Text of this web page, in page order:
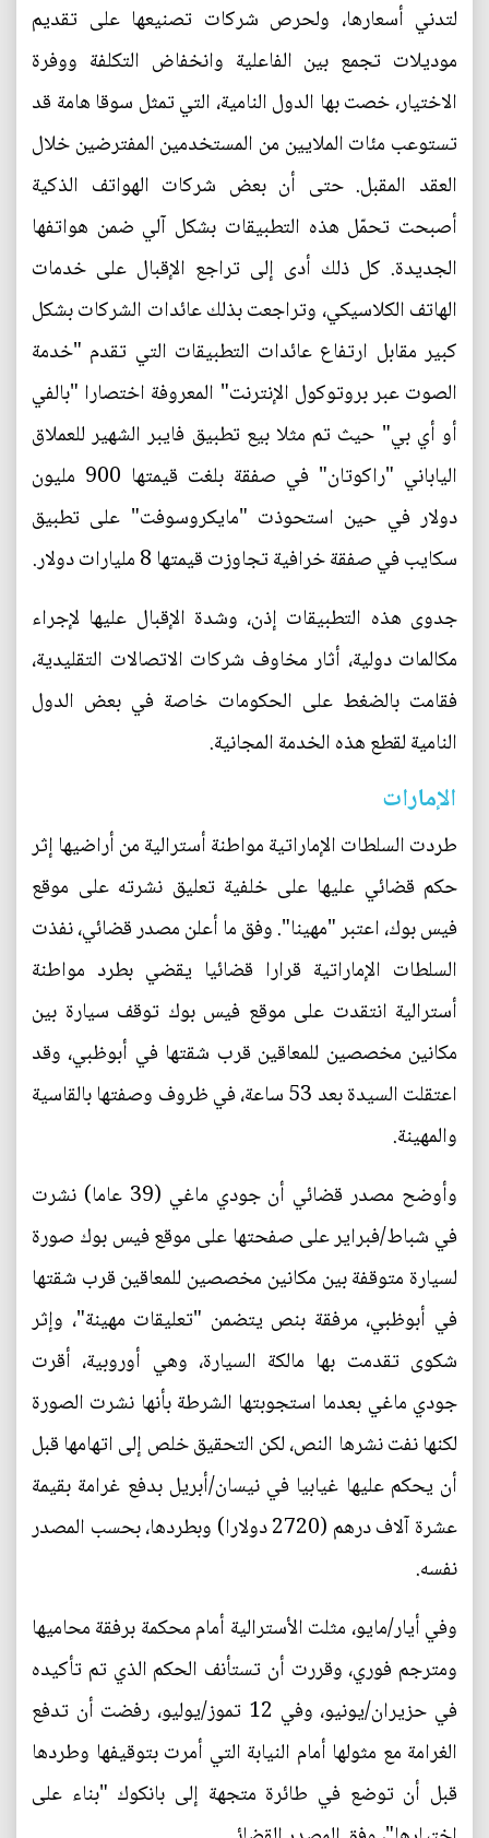
لتدني أسعارها، ولحرص شركات تصنيعها على تقديم
موديلات تجمع بين الفاعلية وانخفاض التكلفة ووفرة
الاختيار، خصت بها الدول النامية، التي تمثل سوقا هامة قد
تستوعب مئات الملايين من المستخدمين المفترضين خلال
العقد المقبل. حتى أن بعض شركات الهواتف الذكية
أصبحت تحمّل هذه التطبيقات بشكل آلي ضمن هواتفها
الجديدة. كل ذلك أدى إلى تراجع الإقبال على خدمات
الهاتف الكلاسيكي، وتراجعت بذلك عائدات الشركات بشكل
كبير مقابل ارتفاع عائدات التطبيقات التي تقدم "خدمة
الصوت عبر بروتوكول الإنترنت" المعروفة اختصارا "بالفي
أو أي بي" حيث تم مثلا بيع تطبيق فايبر الشهير للعملاق
الياباني "راكوتان" في صفقة بلغت قيمتها 900 مليون
دولار في حين استحوذت "مايكروسوفت" على تطبيق
سكايب في صفقة خرافية تجاوزت قيمتها 8 مليارات دولار.
جدوى هذه التطبيقات إذن، وشدة الإقبال عليها لإجراء
مكالمات دولية، أثار مخاوف شركات الاتصالات التقليدية،
فقامت بالضغط على الحكومات خاصة في بعض الدول
النامية لقطع هذه الخدمة المجانية.
الإمارات
طردت السلطات الإماراتية مواطنة أسترالية من أراضيها إثر
حكم قضائي عليها على خلفية تعليق نشرته على موقع
فيس بوك، اعتبر "مهينا". وفق ما أعلن مصدر قضائي، نفذت
السلطات الإماراتية قرارا قضائيا يقضي بطرد مواطنة
أسترالية انتقدت على موقع فيس بوك توقف سيارة بين
مكانين مخصصين للمعاقين قرب شقتها في أبوظبي، وقد
اعتقلت السيدة بعد 53 ساعة، في ظروف وصفتها بالقاسية
والمهينة.
وأوضح مصدر قضائي أن جودي ماغي (39 عاما) نشرت
في شباط/فبراير على صفحتها على موقع فيس بوك صورة
لسيارة متوقفة بين مكانين مخصصين للمعاقين قرب شقتها
في أبوظبي، مرفقة بنص يتضمن "تعليقات مهينة"، وإثر
شكوى تقدمت بها مالكة السيارة، وهي أوروبية، أقرت
جودي ماغي بعدما استجوبتها الشرطة بأنها نشرت الصورة
لكنها نفت نشرها النص، لكن التحقيق خلص إلى اتهامها قبل
أن يحكم عليها غيابيا في نيسان/أبريل بدفع غرامة بقيمة
عشرة آلاف درهم (2720 دولارا) وبطردها، بحسب المصدر
نفسه.
وفي أيار/مايو، مثلت الأسترالية أمام محكمة برفقة محاميها
ومترجم فوري، وقررت أن تستأنف الحكم الذي تم تأكيده
في حزيران/يونيو، وفي 12 تموز/يوليو، رفضت أن تدفع
الغرامة مع مثولها أمام النيابة التي أمرت بتوقيفها وطردها
قبل أن توضع في طائرة متجهة إلى بانكوك "بناء على